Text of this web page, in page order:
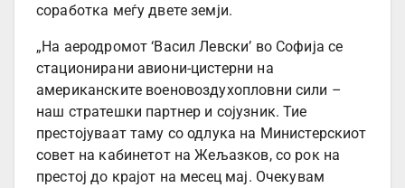
соработка меѓу двете земји.
„На аеродромот ‘Васил Левски’ во Софија се
стационирани авиони-цистерни на
американските военовоздухопловни сили –
наш стратешки партнер и сојузник. Тие
престојуваат таму со одлука на Министерскиот
совет на кабинетот на Жељазков, со рок на
престој до крајот на месец мај. Очекувам